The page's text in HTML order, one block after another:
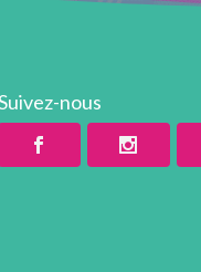
nous